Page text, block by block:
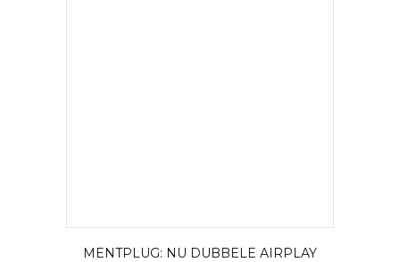
MENTPLUG: NU DUBBELE AIRPLAY